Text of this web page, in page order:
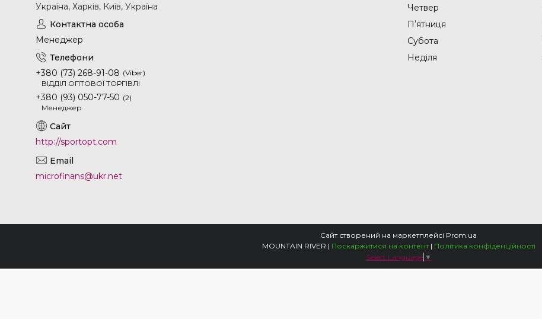
Україна, Харків, Київ, Україна
Менеджер
+380 (73) 268-91-08
Viber
ВІДДІЛ ОПТОВОЇ ТОРГІВЛІ
+380 (93) 050-77-50
2
Менеджер
http://sportopt.com
microfinans@ukr.net
Четвер
Пʼятниця
Субота
Неділя
Сайт створений на маркетплейсі Prom.ua
MOUNTAIN RIVER | Поскаржитися на контент | Політика конфіденційності
Select Language ▼